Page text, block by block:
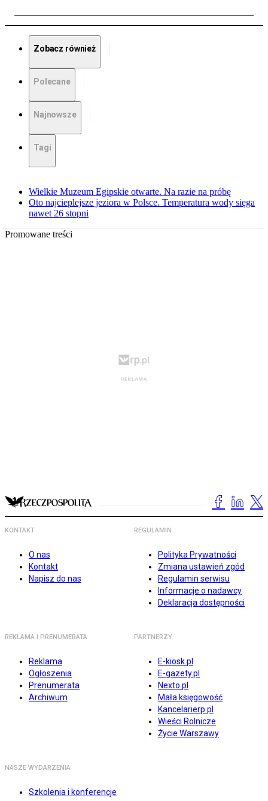
Zobacz również
Polecane
Najnowsze
Tagi
Wielkie Muzeum Egipskie otwarte. Na razie na próbę
Oto najcieplejsze jeziora w Polsce. Temperatura wody sięga
nawet 26 stopni
Promowane treści
KONTAKT
O nas
Kontakt
Napisz do nas
REGULAMIN
Polityka Prywatności
Zmiana ustawień zgód
Regulamin serwisu
Informacje o nadawcy
Deklaracja dostępności
REKLAMA I PRENUMERATA
Reklama
Ogłoszenia
Prenumerata
Archiwum
PARTNERZY
E-kiosk.pl
E-gazety.pl
Nexto.pl
Mała księgowość
Kancelarierp.pl
Wieści Rolnicze
Życie Warszawy
NASZE WYDARZENIA
Szkolenia i konferencje